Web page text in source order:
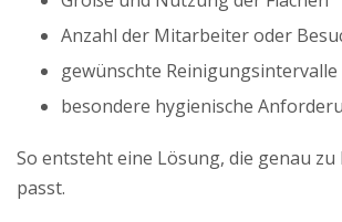
Anzahl der Mitarbeiter oder
gewünschte Reinigungsintervalle
besondere hygienische
So entsteht eine Lösung, die genau
passt.